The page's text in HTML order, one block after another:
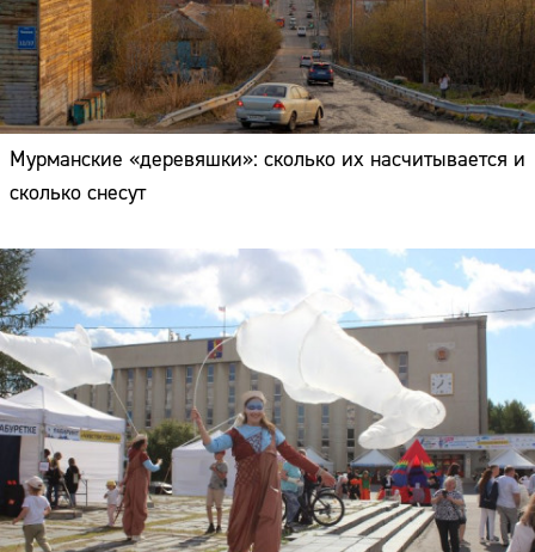
Мурманские «деревяшки»: сколько их насчитывается и
сколько снесут